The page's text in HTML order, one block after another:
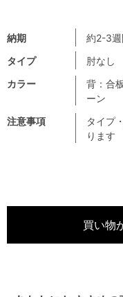
注意事項
タイプ
ります
納期
約2-3週
タイプ
肘なし
カラー
背：合
ーン